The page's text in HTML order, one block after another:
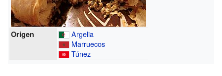
Origen
Argelia
Marruecos
Túnez